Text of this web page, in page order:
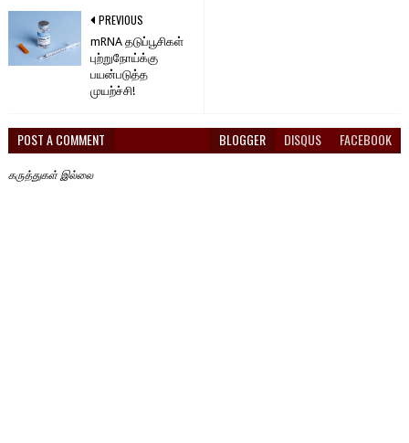
PREVIOUS
mRNA தடுப்பூசிகள்
புற்றுநோய்க்கு
பயன்படுத்த
முயற்ச்சி!
POST A COMMENT BLOGGER DISQUS FACEBOOK
கருத்துகள் இல்லை